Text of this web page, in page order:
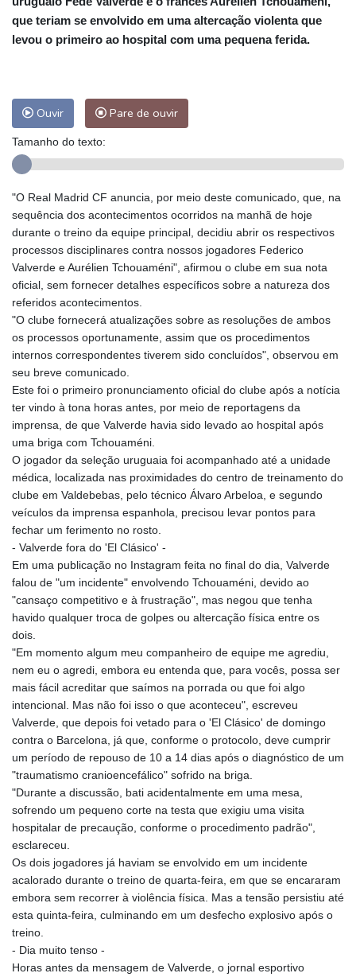
que teriam se envolvido em uma altercação violenta que
levou o primeiro ao hospital com uma pequena ferida.
Ouvir Pare de ouvir
Tamanho do texto:
"O Real Madrid CF anuncia, por meio deste comunicado, que, na
sequência dos acontecimentos ocorridos na manhã de hoje
durante o treino da equipe principal, decidiu abrir os respectivos
processos disciplinares contra nossos jogadores Federico
Valverde e Aurélien Tchouaméni", afirmou o clube em sua nota
oficial, sem fornecer detalhes específicos sobre a natureza dos
referidos acontecimentos.
"O clube fornecerá atualizações sobre as resoluções de ambos
os processos oportunamente, assim que os procedimentos
internos correspondentes tiverem sido concluídos", observou em
seu breve comunicado.
Este foi o primeiro pronunciamento oficial do clube após a notícia
ter vindo à tona horas antes, por meio de reportagens da
imprensa, de que Valverde havia sido levado ao hospital após
uma briga com Tchouaméni.
O jogador da seleção uruguaia foi acompanhado até a unidade
médica, localizada nas proximidades do centro de treinamento do
clube em Valdebebas, pelo técnico Álvaro Arbeloa, e segundo
veículos da imprensa espanhola, precisou levar pontos para
fechar um ferimento no rosto.
- Valverde fora do 'El Clásico' -
Em uma publicação no Instagram feita no final do dia, Valverde
falou de "um incidente" envolvendo Tchouaméni, devido ao
"cansaço competitivo e à frustração", mas negou que tenha
havido qualquer troca de golpes ou altercação física entre os
dois.
"Em momento algum meu companheiro de equipe me agrediu,
nem eu o agredi, embora eu entenda que, para vocês, possa ser
mais fácil acreditar que saímos na porrada ou que foi algo
intencional. Mas não foi isso o que aconteceu", escreveu
Valverde, que depois foi vetado para o 'El Clásico' de domingo
contra o Barcelona, já que, conforme o protocolo, deve cumprir
um período de repouso de 10 a 14 dias após o diagnóstico de um
"traumatismo cranioencefálico" sofrido na briga.
"Durante a discussão, bati acidentalmente em uma mesa,
sofrendo um pequeno corte na testa que exigiu uma visita
hospitalar de precaução, conforme o procedimento padrão",
esclareceu.
Os dois jogadores já haviam se envolvido em um incidente
acalorado durante o treino de quarta-feira, em que se encararam
embora sem recorrer à violência física. Mas a tensão persistiu até
esta quinta-feira, culminando em um desfecho explosivo após o
treino.
- Dia muito tenso -
Horas antes da mensagem de Valverde, o jornal esportivo